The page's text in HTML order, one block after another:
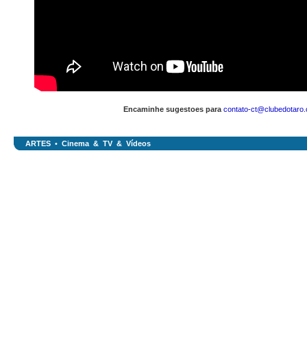
Encaminhe sugestoes para contato-
ARTES • Cinema & TV & Vídeos